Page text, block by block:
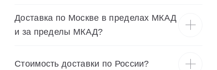
Доставка по Москве в пределах МКАД
и за пределы МКАД?
Cтоимость доставки по России?